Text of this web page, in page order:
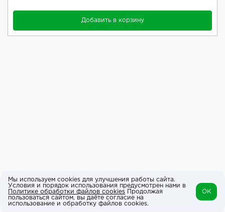
Добавить в корзину
Мы используем cookies для улучшения работы сайта.
Условия и порядок использования предусмотрен нами в
Политике обработки файлов cookies Продолжая
пользоваться сайтом, вы даёте согласие на
использование и обработку файлов cookies.
OK